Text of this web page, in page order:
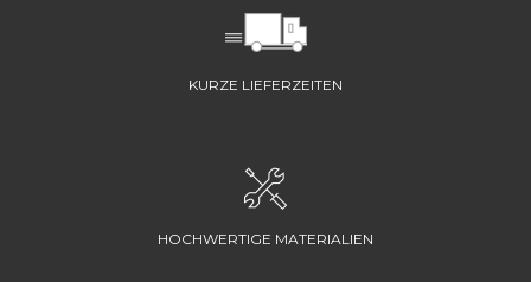
KURZE LIEFERZEITEN
HOCHWERTIGE MATERIALIEN